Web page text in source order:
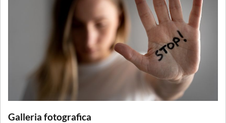
Galleria fotografica